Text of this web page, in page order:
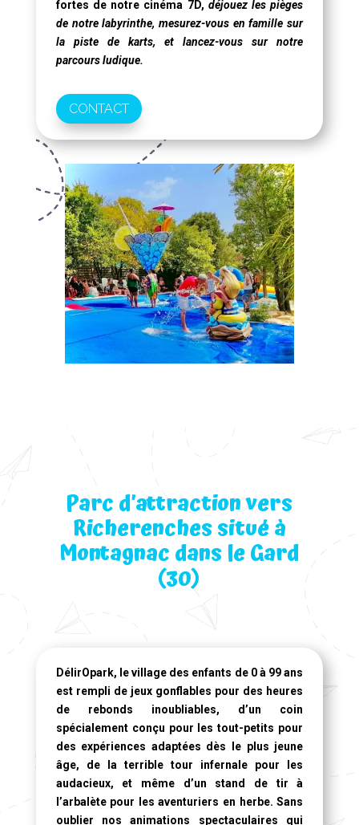
fortes de notre cinéma 7D, déjouez les pièges
de notre labyrinthe, mesurez-vous en famille sur
la piste de karts, et lancez-vous sur notre
parcours ludique.
CONTACT
Parc d’attraction vers
Richerenches situé à
Montagnac dans le Gard
(30)
DélirOpark, le village des enfants de 0 à 99 ans
est rempli de jeux gonflables pour des heures
de rebonds inoubliables, d’un coin
spécialement conçu pour les tout-petits pour
des expériences adaptées dès le plus jeune
âge, de la terrible tour infernale pour les
audacieux, et même d’un stand de tir à
l’arbalète pour les aventuriers en herbe. Sans
oublier nos animations spectaculaires qui